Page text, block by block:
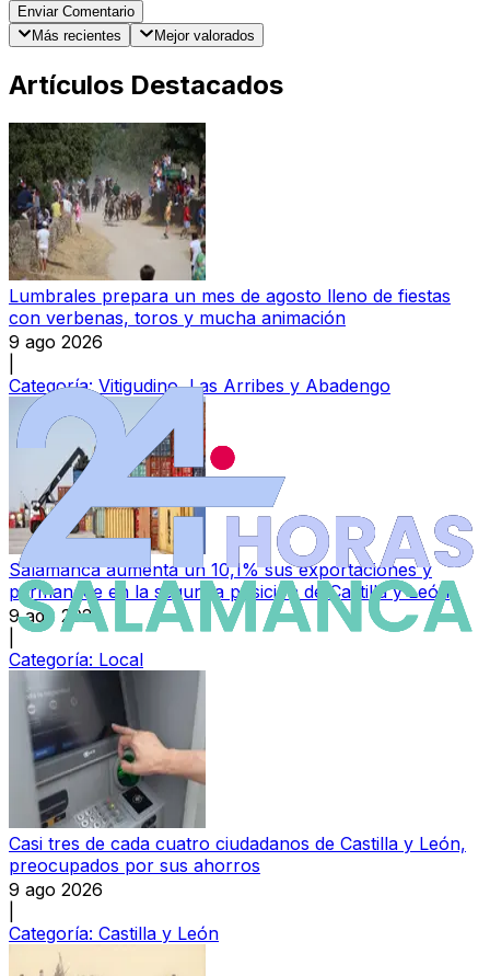
Enviar Comentario
Más recientes
Mejor valorados
Artículos Destacados
Lumbrales prepara un mes de agosto lleno de fiestas
con verbenas, toros y mucha animación
9 ago 2026
Categoría: Vitigudino, Las Arribes y Abadengo
Salamanca aumenta un 10,1% sus exportaciones y
permanece en la segunda posición de Castilla y León
9 ago 2026
Categoría: Local
Casi tres de cada cuatro ciudadanos de Castilla y León,
preocupados por sus ahorros
9 ago 2026
Categoría: Castilla y León